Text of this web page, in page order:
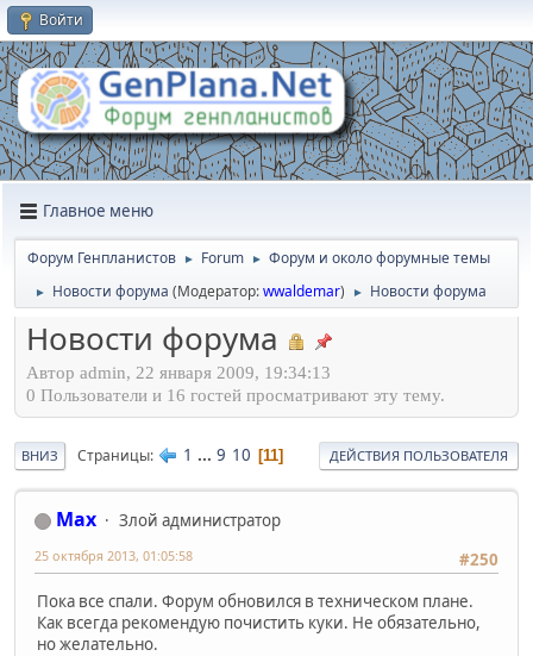
Войти
Главное меню
Форум Генпланистов ► Forum ► Форум и около форумные темы
► Новости форума (Модератор:wwaldemar) ► Новости форума
Новости форума
Автор admin, 22 января 2009, 19:34:13
0 Пользователи и 16 гостей просматривают эту тему.
ВНИЗ Страницы 1 ... 9 10 11 ДЕЙСТВИЯ ПОЛЬЗОВАТЕЛЯ
Max
Злой администратор
#250
25 октября 2013, 01:05:58
Пока все спали. Форум обновился в техническом плане.
Как всегда рекомендую почистить куки. Не обязательно,
но желательно.